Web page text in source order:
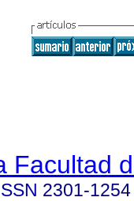
Facultad
2301-1254